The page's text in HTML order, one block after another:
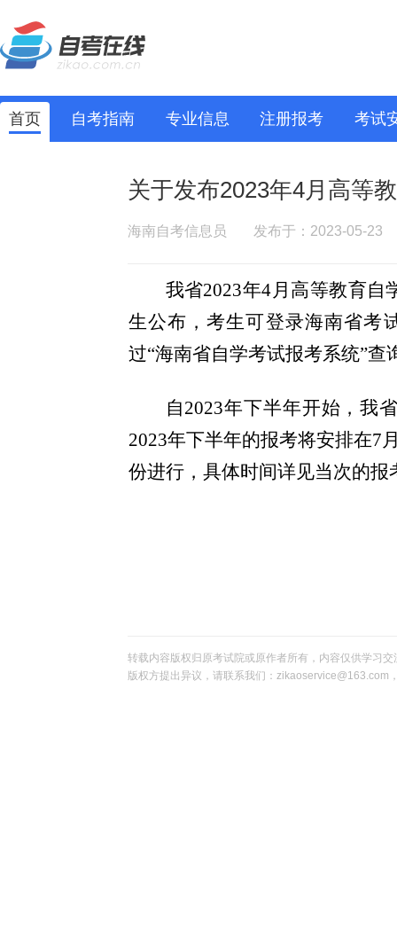
首页 自考指南 专业信息 注册报考 考试
关于发布2023年4月高等
海南自考信息员 发布于：2023-05-23
我省2023年4月 高等教育自
生公布，考生可登录海南省考
过“海南省自学考试报考系统”查
自2023年下半年开始，我
2023年下半年的报考将安排在7
份进行，具体时间详见当次的
转载内容版权归原考试院或原作者所有，内容仅供学习
版权方提出异议，请联系我们：zikaoservice@163.com